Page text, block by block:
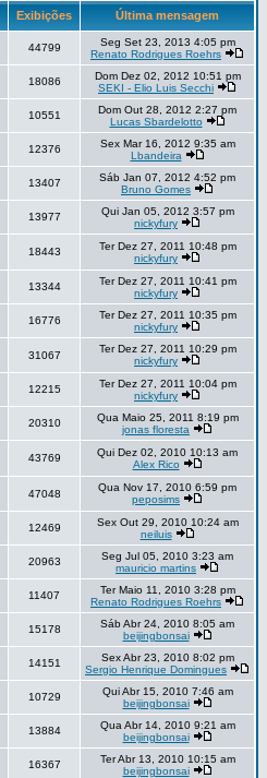
Exibições Última mensagem
44799
Seg Set 23, 2013 4:05 pm
Renato Rodrigues Roehrs
18086
Dom Dez 02, 2012 10:51 pm
SEKI - Elio Luis Secchi
10551
Dom Out 28, 2012 2:27 pm
Lucas Sbardelotto
12376
Sex Mar 16, 2012 9:35 am
Lbandeira
13407
Sáb Jan 07, 2012 4:52 pm
Bruno Gomes
13977
Qui Jan 05, 2012 3:57 pm
nickyfury
18443
Ter Dez 27, 2011 10:48 pm
nickyfury
13344
Ter Dez 27, 2011 10:41 pm
nickyfury
16776
Ter Dez 27, 2011 10:35 pm
nickyfury
31067
Ter Dez 27, 2011 10:29 pm
nickyfury
12215
Ter Dez 27, 2011 10:04 pm
nickyfury
20310
Qua Maio 25, 2011 8:19 pm
jonas floresta
43769
Qui Dez 02, 2010 10:13 am
Alex Rico
47048
Qua Nov 17, 2010 6:59 pm
peposims
12469
Sex Out 29, 2010 10:24 am
neiluis
20963
Seg Jul 05, 2010 3:23 am
mauricio martins
11407
Ter Maio 11, 2010 3:28 pm
Renato Rodrigues Roehrs
15178
Sáb Abr 24, 2010 8:05 am
beijingbonsai
14151
Sex Abr 23, 2010 8:02 pm
Sergio Henrique Domingues
10729
Qui Abr 15, 2010 7:46 am
beijingbonsai
13884
Qua Abr 14, 2010 9:21 am
beijingbonsai
16367
Ter Abr 13, 2010 10:15 am
beijingbonsai